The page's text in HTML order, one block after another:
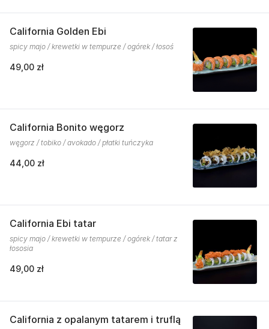
California Golden Ebi
spicy majo / krewetki w tempurze / ogórek / łosoś
49,00 zł
California Bonito węgorz
węgorz / tobiko / avokado / płatki tuńczyka
44,00 zł
California Ebi tatar
spicy majo / krewetki w tempurze / ogórek / tatar z
łososia
49,00 zł
California z opalanym tatarem i truflą